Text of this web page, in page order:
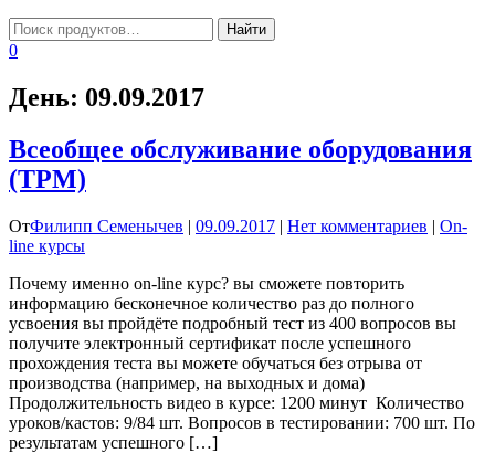
0
День: 09.09.2017
Всеобщее обслуживание оборудования
(ТРМ)
ОтФилипп Семенычев | 09.09.2017 | Нет комментариев | On-
line курсы
Почему именно on-line курс? вы сможете повторить
информацию бесконечное количество раз до полного
усвоения вы пройдёте подробный тест из 400 вопросов вы
получите электронный сертификат после успешного
прохождения теста вы можете обучаться без отрыва от
производства (например, на выходных и дома)
Продолжительность видео в курсе: 1200 минут Количество
уроков/кастов: 9/84 шт. Вопросов в тестировании: 700 шт. По
результатам успешного […]